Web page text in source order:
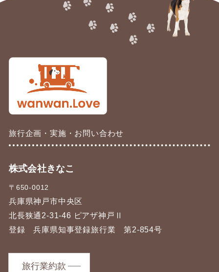
旅行企画・実施・お問い合わせ
株式会社きなこ
〒650-0012
兵庫県神戸市中央区
北長狭通2-31-46 ピアザ神戸Ⅱ
登録 兵庫県知事登録旅行業 第2-854号
旅行業約款